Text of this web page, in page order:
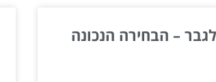
– הבחירה הנכונה